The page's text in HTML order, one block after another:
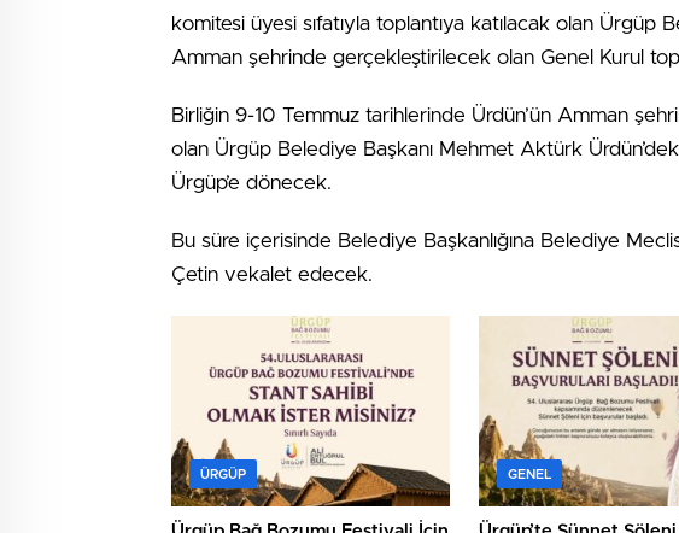
komitesi üyesi sıfatıyla toplantıya katılacak olan Ürgüp
Amman şehrinde gerçekleştirilecek olan Genel Kurul
Birliğin 9-10 Temmuz tarihlerinde Ürdün’ün Amman
olan Ürgüp Belediye Başkanı Mehmet Aktürk
Ürgüp’e dönecek.
Bu süre içerisinde Belediye Başkanlığına Belediye
Çetin vekalet edecek.
ÜRGÜP GENEL